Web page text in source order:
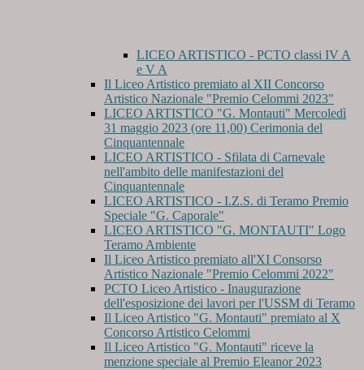
LICEO ARTISTICO - PCTO classi IV A
e V A
Il Liceo Artistico premiato al XII Concorso
Artistico Nazionale "Premio Celommi 2023"
LICEO ARTISTICO "G. Montauti" Mercoledì
31 maggio 2023 (ore 11,00) Cerimonia del
Cinquantennale
LICEO ARTISTICO - Sfilata di Carnevale
nell'ambito delle manifestazioni del
Cinquantennale
LICEO ARTISTICO - I.Z.S. di Teramo Premio
Speciale "G. Caporale"
LICEO ARTISTICO "G. MONTAUTI" Logo
Teramo Ambiente
Il Liceo Artistico premiato all'XI Consorso
Artistico Nazionale "Premio Celommi 2022"
PCTO Liceo Artistico - Inaugurazione
dell'esposizione dei lavori per l'USSM di Teramo
Il Liceo Artistico "G. Montauti" premiato al X
Concorso Artistico Celommi
Il Liceo Artistico "G. Montauti" riceve la
menzione speciale al Premio Eleanor 2023